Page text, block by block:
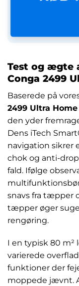
Test og ægte
Conga 2499
Baserede på
2499 Ultra
den yder
Dens iTech
navigation sikrer
chok og anti-
fald. Ifølge
snavs fra tæpper
tæpper øger
rengøring.
I en typisk 80
varierede
funktioner der
moppede jævnt.